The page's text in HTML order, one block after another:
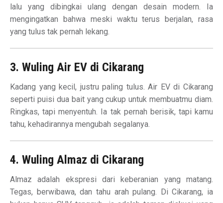
lalu yang dibingkai ulang dengan desain modern. Ia
mengingatkan bahwa meski waktu terus berjalan, rasa
yang tulus tak pernah lekang.
3. Wuling Air EV di Cikarang
Kadang yang kecil, justru paling tulus. Air EV di Cikarang
seperti puisi dua bait yang cukup untuk membuatmu diam.
Ringkas, tapi menyentuh. Ia tak pernah berisik, tapi kamu
tahu, kehadirannya mengubah segalanya.
4. Wuling Almaz di Cikarang
Almaz adalah ekspresi dari keberanian yang matang.
Tegas, berwibawa, dan tahu arah pulang. Di Cikarang, ia